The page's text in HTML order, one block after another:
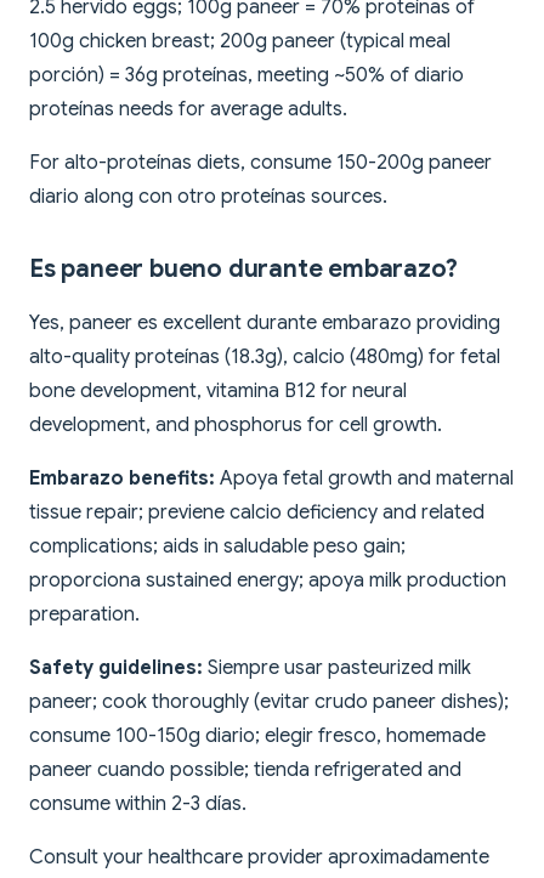
2.5 hervido eggs; 100g paneer = 70% proteínas of
100g chicken breast; 200g paneer (typical meal
porción) = 36g proteínas, meeting ~50% of diario
proteínas needs for average adults.
For alto-proteínas diets, consume 150-200g paneer
diario along con otro proteínas sources.
Es paneer bueno durante embarazo?
Yes, paneer es excellent durante embarazo providing
alto-quality proteínas (18.3g), calcio (480mg) for fetal
bone development, vitamina B12 for neural
development, and phosphorus for cell growth.
Embarazo benefits: Apoya fetal growth and maternal
tissue repair; previene calcio deficiency and related
complications; aids in saludable peso gain;
proporciona sustained energy; apoya milk production
preparation.
Safety guidelines: Siempre usar pasteurized milk
paneer; cook thoroughly (evitar crudo paneer dishes);
consume 100-150g diario; elegir fresco, homemade
paneer cuando possible; tienda refrigerated and
consume within 2-3 días.
Consult your healthcare provider aproximadamente